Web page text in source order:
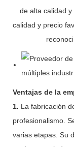
de alta calidad
calidad y precio
Ventajas de la
1. La fabricación
profesionalismo.
varias etapas. Su